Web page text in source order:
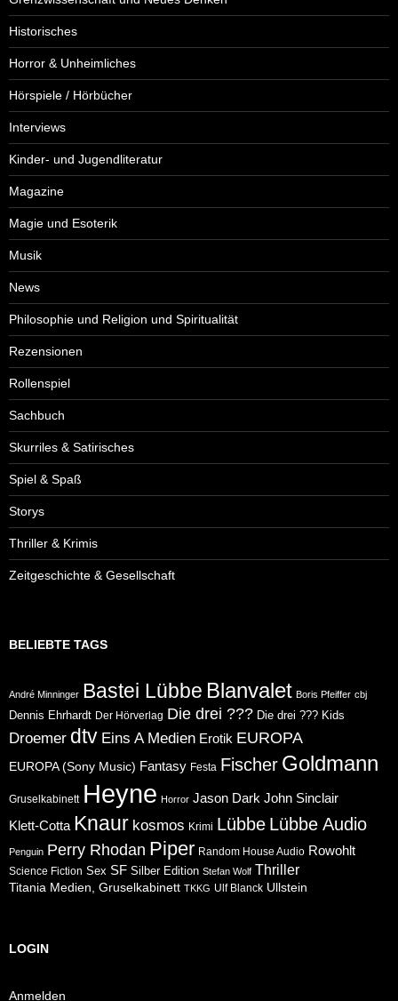
Historisches
Horror & Unheimliches
Hörspiele / Hörbücher
Interviews
Kinder- und Jugendliteratur
Magazine
Magie und Esoterik
Musik
News
Philosophie und Religion und Spiritualität
Rezensionen
Rollenspiel
Sachbuch
Skurriles & Satirisches
Spiel & Spaß
Storys
Thriller & Krimis
Zeitgeschichte & Gesellschaft
BELIEBTE TAGS
André Minninger Bastei Lübbe Blanvalet Boris Pfeiffer cbj
Dennis Ehrhardt Der Hörverlag Die drei ??? Die drei ??? Kids
Droemer dtv Eins A Medien Erotik EUROPA
EUROPA (Sony Music) Fantasy Festa Fischer Goldmann
Gruselkabinett Heyne Horror Jason Dark John Sinclair
Klett-Cotta Knaur kosmos Krimi Lübbe Lübbe Audio
Penguin Perry Rhodan Piper Random House Audio Rowohlt
Science Fiction Sex SF Silber Edition Stefan Wolf Thriller
Titania Medien, Gruselkabinett TKKG Ulf Blanck Ullstein
LOGIN
Anmelden